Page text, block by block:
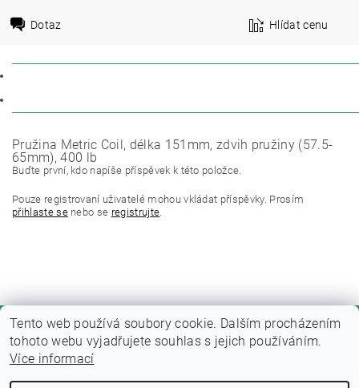
Dotaz Hlídat cenu
Pružina Metric Coil, délka 151mm, zdvih pružiny (57.5-
65mm), 400 lb
Buďte první, kdo napíše příspěvek k této položce.
Pouze registrovaní uživatelé mohou vkládat příspěvky. Prosím
přihlaste senebo se registrujte.
Tento web používá soubory cookie. Dalším procházením
tohoto webu vyjadřujete souhlas s jejich používáním.
Více informací